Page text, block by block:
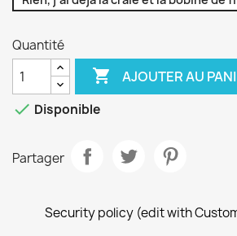
Quantité
 AJOUTER AU
 Disponible
Partager
Security policy (edit with